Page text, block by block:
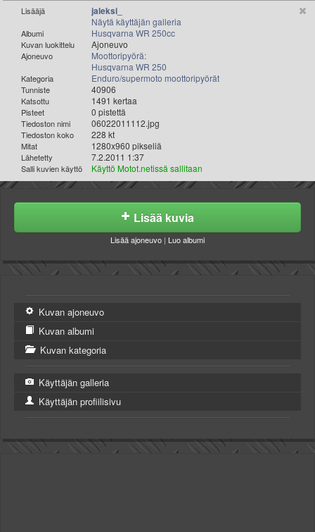
Rovaniemen sää
VIP-jäsenyys
Paidat ja vaatteet
Suunnittele oma paita
Mainostus
Palaute
Kevytversio
Lisääjä jaleksi_
Näytä käyttäjän galleria
Albumi Husqvarna WR 250cc
Kuvan luokittelu Ajoneuvo
Ajoneuvo
Moottoripyörä:
Husqvarna WR 250
Kategoria Enduro/supermoto moottoripyörät
Tunniste 40906
Katsottu 1491 kertaa
Pisteet 0 pistettä
Tiedoston nimi 06022011112.jpg
Tiedoston koko 228 kt
Mitat 1280x960 pikseliä
Lähetetty 7.2.2011 1:37
Salli kuvien käyttö Käyttö Motot.netissä sallitaan
Lisää kuvia
Lisää ajoneuvo | Luo albumi
Kuvan ajoneuvo
Kuvan albumi
Kuvan kategoria
Käyttäjän galleria
Käyttäjän profiilisivu